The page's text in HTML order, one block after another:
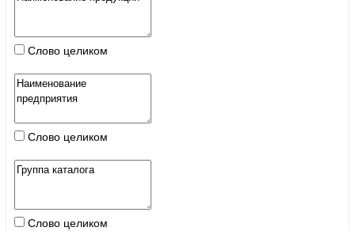
Слово целиком
Слово целиком
Слово целиком